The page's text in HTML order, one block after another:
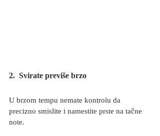
2. Svirate previše brzo
U brzom tempu nemate kontrolu da
precizno smislite i namestite prste na tačne
note.